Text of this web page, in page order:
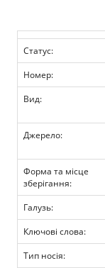
Статус:
Номер:
Вид:
Джерело:
Форма та місце
зберігання:
Галузь:
Ключові слова:
Тип носія: